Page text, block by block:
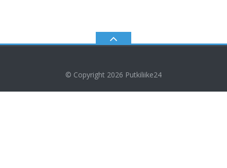
© Copyright 2026 Putkiliike24